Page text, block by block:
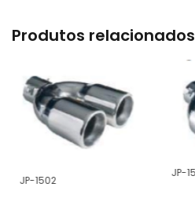
Produtos relacionados
JP-1502
JP-